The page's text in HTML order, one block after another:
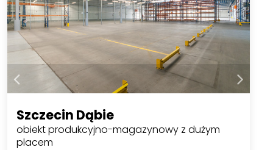
Szczecin Dąbie
obiekt produkcyjno-magazynowy z dużym
placem